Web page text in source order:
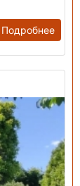
Подробнее